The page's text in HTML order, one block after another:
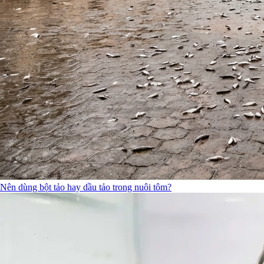
Nên dùng bột tảo hay dầu tảo trong nuôi tôm?